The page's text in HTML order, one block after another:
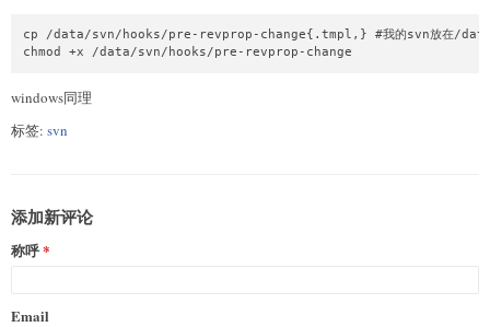
cp /data/svn/hooks/pre-revprop-change{.tmpl,} #我的svn放在/
windows同理
标签: svn
添加新评论
称呼
Email